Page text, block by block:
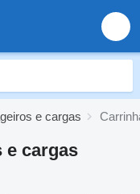
e cargas
e cargas